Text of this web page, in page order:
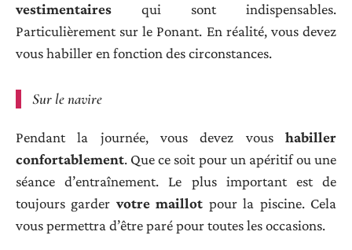
vestimentaires qui sont indispensables.
Particulièrement sur le Ponant. En réalité, vous devez
vous habiller en fonction des circonstances.
Sur le navire
Pendant la journée, vous devez vous habiller
confortablement. Que ce soit pour un apéritif ou une
séance d’entraînement. Le plus important est de
toujours garder votre maillot pour la piscine. Cela
vous permettra d’être paré pour toutes les occasions.